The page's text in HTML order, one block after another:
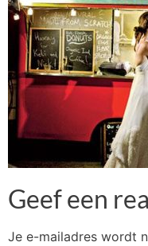
Geef een
Je e-mailadres wordt